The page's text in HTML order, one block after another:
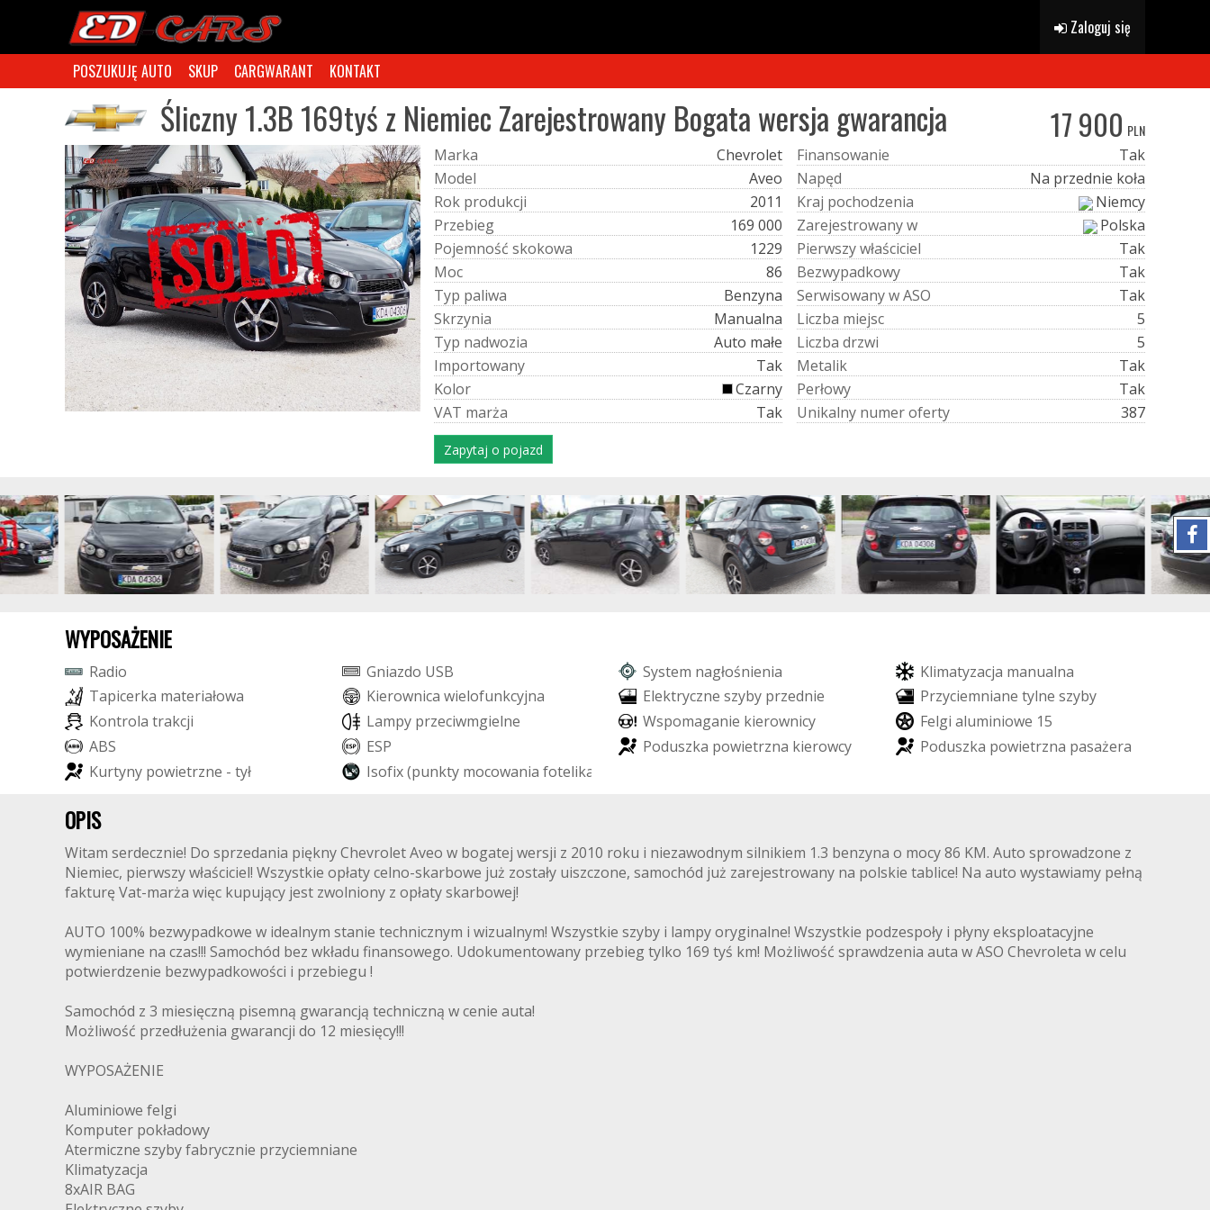
Zaloguj się
POSZUKUJĘ AUTO SKUP CARGWARANT KONTAKT
Śliczny 1.3B 169tyś z Niemiec Zarejestrowany Bogata wersja gwarancja 17 900 PLN
Marka
Chevrolet
Model
Aveo
Rok produkcji
2011
Przebieg
169 000
Pojemność skokowa
1229
Moc
86
Typ paliwa
Benzyna
Skrzynia
Manualna
Typ nadwozia
Auto małe
Importowany
Tak
Kolor
Czarny
VAT marża Tak
Finansowanie
Tak
Napęd
Na przednie koła
Kraj pochodzenia
Niemcy
Zarejestrowanyw
Polska
Pierwszywłaściciel
Tak
Bezwypadkowy
Tak
SerwisowanywASO
Tak
Liczba miejsc
5
Liczba drzwi
5
Metalik
Tak
Perłowy
Tak
Unikalny numeroferty 387
Zapytaj o pojazd
WYPOSAŻENIE
Radio Gniazdo USB System nagłośnienia Klimatyzacja manualna
Tapicerka materiałowa Kierownica wielofunkcyjna Elektryczne szyby przednie Przyciemniane tylne szyby
Kontrola trakcji Lampy przeciwmgielne Wspomaganie kierownicy Felgi aluminiowe 15
ABS ESP Poduszka powietrzna kierowcy Poduszka powietrzna pasażera
Kurtyny powietrzne - tył Isofix (punkty mocowania fotelika
OPIS
Witam serdecznie! Do sprzedania piękny Chevrolet Aveo w bogatej wersji z 2010 roku i niezawodnym silnikiem 1.3 benzyna o mocy 86 KM. Auto sprowadzone z
Niemiec, pierwszy właściciel! Wszystkie opłaty celno-skarbowe już zostały uiszczone, samochód już zarejestrowany na polskie tablice! Na auto wystawiamy pełną
fakturę Vat-marża więc kupujący jest zwolniony z opłaty skarbowej!
AUTO 100% bezwypadkowe w idealnym stanie technicznym i wizualnym! Wszystkie szyby i lampy oryginalne! Wszystkie podzespoły i płyny eksploatacyjne
wymieniane na czas!!! Samochód bez wkładu finansowego. Udokumentowany przebieg tylko 169 tyś km! Możliwość sprawdzenia auta w ASO Chevroleta w celu
potwierdzenie bezwypadkowości i przebiegu !
Samochód z 3 miesięczną pisemną gwarancją techniczną w cenie auta!
Możliwość przedłużenia gwarancji do 12 miesięcy!!!
WYPOSAŻENIE
Aluminiowe felgi
Komputer pokładowy
Atermiczne szyby fabrycznie przyciemniane
Klimatyzacja
8xAIR BAG